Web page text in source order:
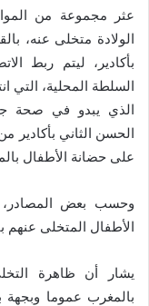
عثر مجموعة من
الولادة متخلى عنه،
بأكادير، ليتم ربط
السلطة المحلية، التي
الذي يبدو في صحة
الحسن الثاني بأكادير
على حضانة الأطفال
وحسب بعض المصادر،
الأطفال المتخلى
يشار أن ظاهرة
بالمغرب عموما